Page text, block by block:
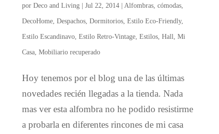
por Deco and Living| Jul 22, 2014| Alfombras, cómodas,
DecoHome, Despachos, Dormitorios, Estilo Eco-Friendly,
Estilo Escandinavo, Estilo Retro-Vintage, Estilos, Hall, Mi
Casa, Mobiliario recuperado
Hoy tenemos por el blog una de las últimas
novedades recién llegadas a la tienda. Nada
mas ver esta alfombra no he podido resistirme
a probarla en diferentes rincones de mi casa